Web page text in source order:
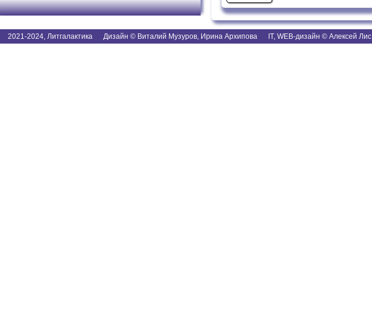
2021-2024, Литгалактика Дизайн © Виталий Музуров, Ирина Архипова IT, WEB-дизайн © Алексей Лис